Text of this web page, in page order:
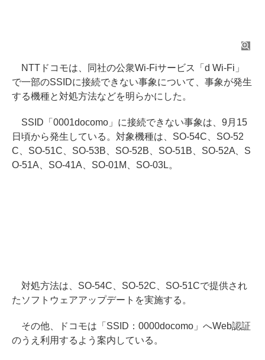
NTTドコモは、同社の公衆Wi-Fiサービス「d Wi-Fi」
で一部のSSIDに接続できない事象について、事象が発生
する機種と対処方法などを明らかにした。
SSID「0001docomo」に接続できない事象は、9月15
日頃から発生している。対象機種は、SO-54C、SO-52
C、SO-51C、SO-53B、SO-52B、SO-51B、SO-52A、S
O-51A、SO-41A、SO-01M、SO-03L。
対処方法は、SO-54C、SO-52C、SO-51Cで提供され
たソフトウェアアップデートを実施する。
その他、ドコモは「SSID：0000docomo」へWeb認証
のうえ利用するよう案内している。